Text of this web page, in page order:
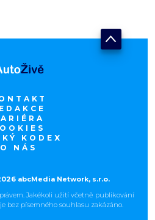
závodu
KODEX
O NÁS
abcMedia Network, s.r.o.
Jakékoli užití včetně publikování
bez písemného souhlasu zakázáno.